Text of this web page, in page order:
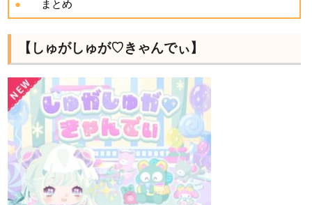
まとめ
【しゅがしゅが♡きゃんでぃ】